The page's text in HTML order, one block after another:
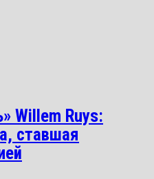
Willem Ruys:
ставшая